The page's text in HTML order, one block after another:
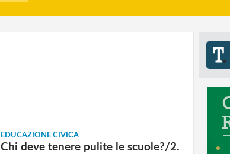
EDUCAZIONE CIVICA
Chi deve tenere pulite le scuole?/2.